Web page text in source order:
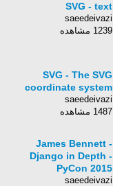
SVG - text
saeedeivazi
1239 مشاهده
SVG - The SVG
coordinate system
saeedeivazi
1487 مشاهده
James Bennett -
Django in Depth -
PyCon 2015
saeedeivazi